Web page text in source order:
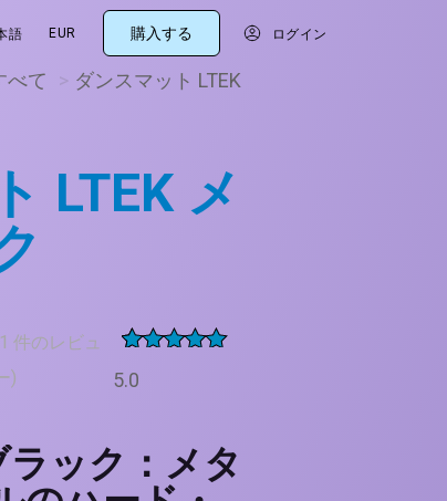
語 EUR 購入する ログイン
べて > ダンスマット LTEK
LTEK メ
評価に基づ
5.0
1 件のレビュ
)
ック：メタ